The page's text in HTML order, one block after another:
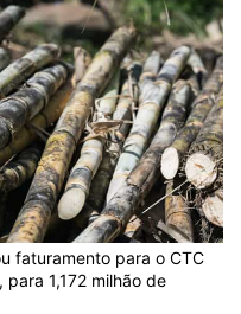
faturamento para o CTC
1,172 milhão de